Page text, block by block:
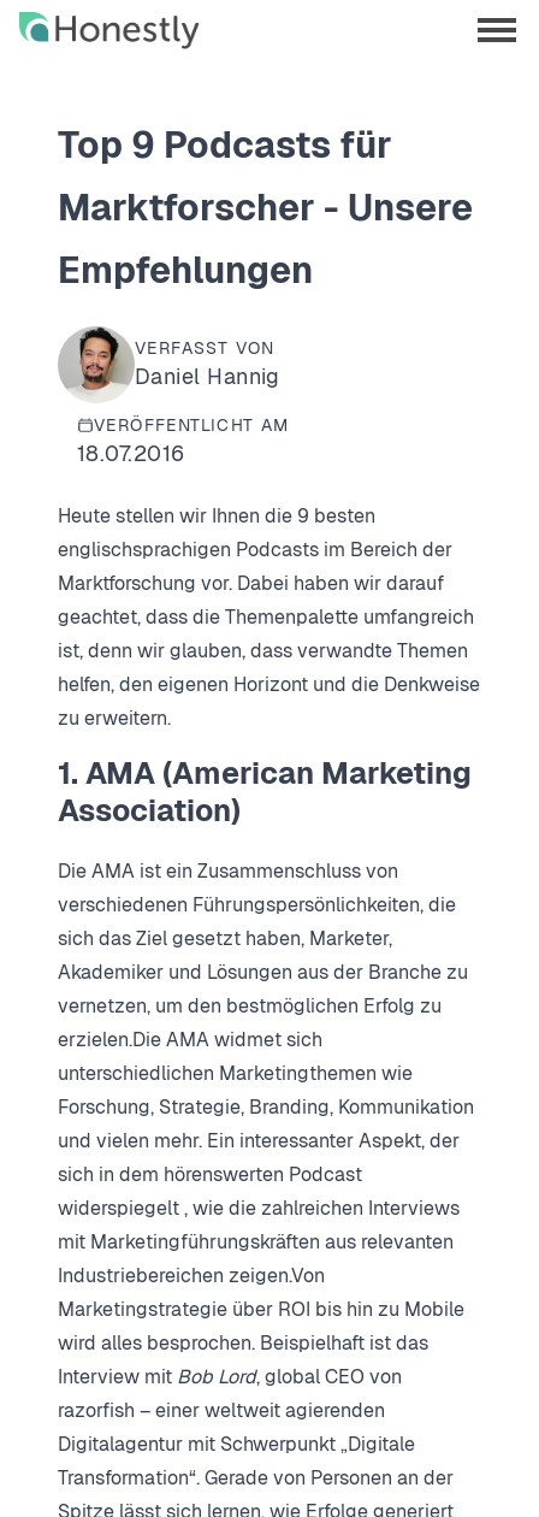
Skip
Skip
menu
Top 9 Podcasts für
Marktforscher - Unsere
Empfehlungen
VERFASST VON
Daniel Hannig
VERÖFFENTLICHT AM
18.07.2016
Heute stellen wir Ihnen die 9 besten
englischsprachigen Podcasts im Bereich der
Marktforschung vor. Dabei haben wir darauf
geachtet, dass die Themenpalette umfangreich
ist, denn wir glauben, dass verwandte Themen
helfen, den eigenen Horizont und die Denkweise
zu erweitern.
1. AMA (American Marketing
Association)
Die AMA ist ein Zusammenschluss von
verschiedenen Führungspersönlichkeiten, die
sich das Ziel gesetzt haben, Marketer,
Akademiker und Lösungen aus der Branche zu
vernetzen, um den bestmöglichen Erfolg zu
erzielen.Die AMA widmet sich
unterschiedlichen Marketingthemen wie
Forschung, Strategie, Branding, Kommunikation
und vielen mehr. Ein interessanter Aspekt, der
sich in dem hörenswerten Podcast
widerspiegelt , wie die zahlreichen Interviews
mit Marketingführungskräften aus relevanten
Industriebereichen zeigen.Von
Marketingstrategie über ROI bis hin zu Mobile
wird alles besprochen. Beispielhaft ist das
Interview mit Bob Lord, global CEO von
razorfish – einer weltweit agierenden
Digitalagentur mit Schwerpunkt „Digitale
Transformation“. Gerade von Personen an der
Spitze lässt sich lernen, wie Erfolge generiert